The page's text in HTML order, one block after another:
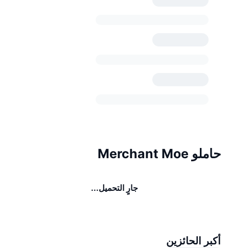
حاملو Merchant Moe
جارٍ التحميل...
أكبر الحائزين